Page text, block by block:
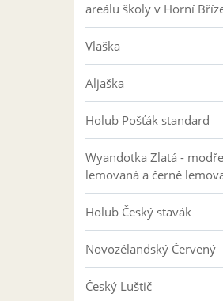
areálu školy v Horní
Vlaška
Aljaška
Holub Pošťák standard
Wyandotka Zlatá - modře
lemovaná a černě
Holub Český stavák
Novozélandský Červený
Český Luštič